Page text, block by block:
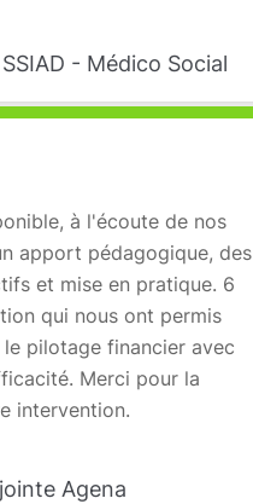
- Médico Social
à l'écoute de nos
apport pédagogique, des
et mise en pratique. 6
qui nous ont permis
pilotage financier avec
Merci pour la
intervention.
Agena